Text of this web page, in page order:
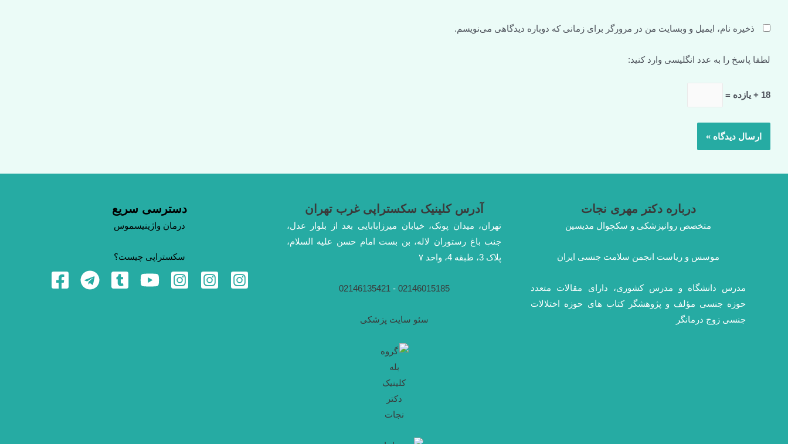
ذخیره نام، ایمیل و وبسایت من در مرورگر برای زمانی که دوباره دیدگاهی می‌نویسم.
لطفا پاسخ را به عدد انگلیسی وارد کنید:
18 + یازده =
درباره دکتر مهری نجات
متخصص روانپزشکی و سکچوال مدیسین
موسس و ریاست انجمن سلامت جنسی ایران
مدرس دانشگاه و مدرس کشوری، دارای مقالات متعدد
حوزه جنسی مؤلف و پژوهشگر کتاب های حوزه اختلالات
جنسی زوج درمانگر
آدرس کلینیک سکستراپی غرب تهران
تهران، میدان پونک، خیابان میرزابابایی بعد از بلوار عدل،
جنب باغ رستوران لاله، بن بست امام حسن علیه السلام،
پلاک 3، طبقه 4، واحد ۷
02146015185
-
02146135421
سئو سایت پزشکی
دسترسی سریع
درمان واژینیسموس
سکستراپی چیست؟